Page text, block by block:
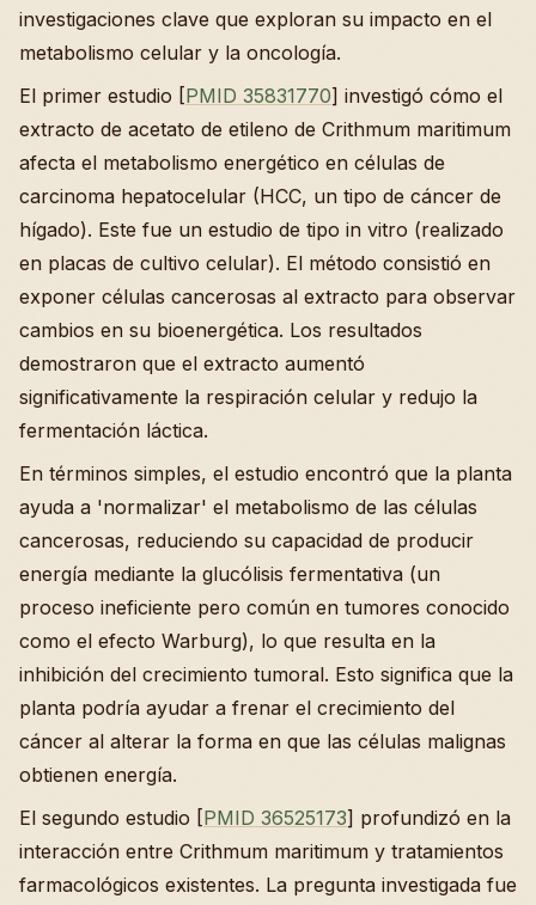
investigaciones clave que exploran su impacto en el
metabolismo celular y la oncología.
El primer estudio [PMID 35831770] investigó cómo el
extracto de acetato de etileno de Crithmum maritimum
afecta el metabolismo energético en células de
carcinoma hepatocelular (HCC, un tipo de cáncer de
hígado). Este fue un estudio de tipo in vitro (realizado
en placas de cultivo celular). El método consistió en
exponer células cancerosas al extracto para observar
cambios en su bioenergética. Los resultados
demostraron que el extracto aumentó
significativamente la respiración celular y redujo la
fermentación láctica.
En términos simples, el estudio encontró que la planta
ayuda a 'normalizar' el metabolismo de las células
cancerosas, reduciendo su capacidad de producir
energía mediante la glucólisis fermentativa (un
proceso ineficiente pero común en tumores conocido
como el efecto Warburg), lo que resulta en la
inhibición del crecimiento tumoral. Esto significa que la
planta podría ayudar a frenar el crecimiento del
cáncer al alterar la forma en que las células malignas
obtienen energía.
El segundo estudio [PMID 36525173] profundizó en la
interacción entre Crithmum maritimum y tratamientos
farmacológicos existentes. La pregunta investigada fue